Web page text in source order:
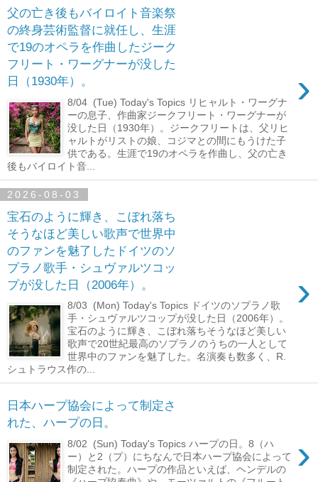
父の亡き後もバイロイト音楽祭
の終身芸術監督に就任し、生涯
で19のオペラを作曲したジーク
フリート・ワーグナーが没した
日（1930年）。
›
8/04 (Tue) Today's Topics リヒャルト・ワーグナ
ーの息子、作曲家ジークフリート・ワーグナーが
没した日（1930年）。ジークフリートは、父リヒ
ャルトがリストの娘、コジマとの間にもうけた子
供である。生涯で19のオペラを作曲し、父の亡き
後もバイロイト音...
2026-08-03
宝石のように輝き、こぼれ落ち
そうなほど美しい歌声で世界中
のファンを魅了したドイツのソ
プラノ歌手・シュヴァルツコッ
プが没した日（2006年）。
›
8/03 (Mon) Today's Topics ドイツのソプラノ歌
手・シュヴァルツコップが没した日（2006年）。
宝石のように輝き、こぼれ落ちそうなほど美しい
歌声で20世紀最高のソプラノのうちの一人として
世界中のファンを魅了した。名演奏も数多く、R.
シュトラウス作の...
日本ハープ協会によって制定さ
れた、ハープの日。
›
8/02 (Sun) Today's Topics ハープの日。8（ハ
ー）と2（プ）にちなんで日本ハープ協会によって
制定された。ハープの作品といえば、ヘンデルの